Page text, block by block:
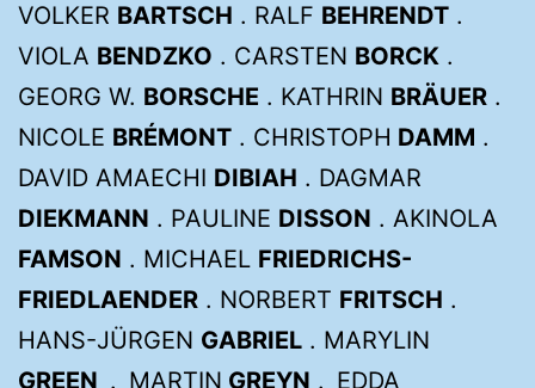
VOLKER BARTSCH . RALF BEHRENDT .
VIOLA BENDZKO . CARSTEN BORCK .
GEORG W. BORSCHE . KATHRIN BRÄUER .
NICOLE BRÉMONT . CHRISTOPH DAMM .
DAVID AMAECHI DIBIAH . DAGMAR
DIEKMANN . PAULINE DISSON . AKINOLA
FAMSON . MICHAEL FRIEDRICHS-
FRIEDLAENDER . NORBERT FRITSCH .
HANS-JÜRGEN GABRIEL . MARYLIN
GREEN . MARTIN GREYN . EDDA